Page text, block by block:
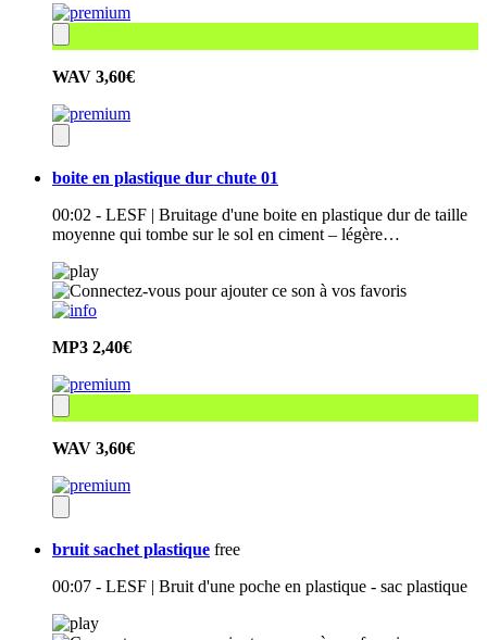
WAV 3,60€
boite en plastique dur chute 01
00:02 - LESF | Bruitage d'une boite en plastique dur de taille
moyenne qui tombe sur le sol en ciment – légère…
MP3 2,40€
WAV 3,60€
bruit sachet plastique free
00:07 - LESF | Bruit d'une poche en plastique - sac plastique